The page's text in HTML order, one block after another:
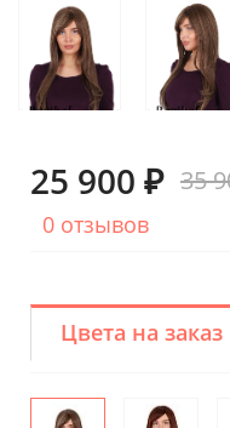
25 900 ₽ 35
0 отзывов
Цвета на заказ